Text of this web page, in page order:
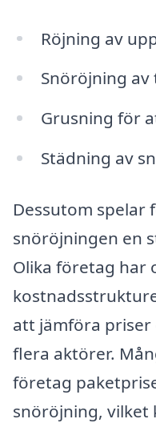
Röjning av
Snöröjning av
Grusning för
Städning av
Dessutom
snöröjningen en
Olika företag har
att jämföra
flera aktörer.
företag
snöröjning, vilket